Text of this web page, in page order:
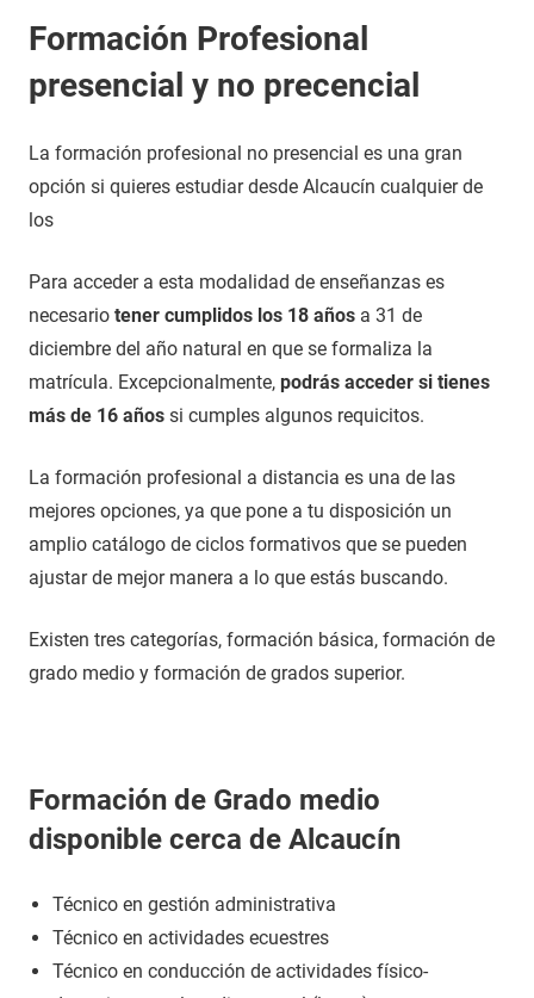
Formación Profesional
presencial y no precencial
La formación profesional no presencial es una gran
opción si quieres estudiar desde Alcaucín cualquier de
los
Para acceder a esta modalidad de enseñanzas es
necesario tener cumplidos los 18 años a 31 de
diciembre del año natural en que se formaliza la
matrícula. Excepcionalmente, podrás acceder si tienes
más de 16 años si cumples algunos requicitos.
La formación profesional a distancia es una de las
mejores opciones, ya que pone a tu disposición un
amplio catálogo de ciclos formativos que se pueden
ajustar de mejor manera a lo que estás buscando.
Existen tres categorías, formación básica, formación de
grado medio y formación de grados superior.
Formación de Grado medio
disponible cerca de Alcaucín
Técnico en gestión administrativa
Técnico en actividades ecuestres
Técnico en conducción de actividades físico-